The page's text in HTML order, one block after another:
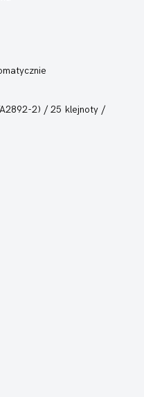
2) / 25 klejnoty /